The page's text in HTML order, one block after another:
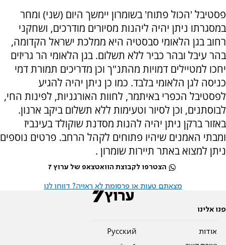
פסטיבל 'הכול פתוח' בשומרון יימשך היום (שני) ומחר
במסגרתו ניתן יהיה ליהנות מסיורים מודרכים, ושחקני
רחוב בגן הלאומי סבסטיה היא ממלכת ישראל הקדומה,
בהר עיבל ובהר כביר ללא תשלום. בגן הלאומי הר גריזים
יחכו למטיילים דמויות מהתנ"ך וכן מדריכים תמורת דמי
כניסה לגן הלאומי בלבד. כמו כן ניתן יהיה להגיע
לפסטיבל הכפרי באיתמר, לחוות האורגניות, לפינות החי,
לבוסתנים, וכן לסיור וטעימות ללא תשלום ביקב ארנון.
באזור ברקן ניתן יהיה להנות מסדנת שוקולד בעינביז
ומבתי האמנים שיהיו פתוחים לקהל הרחב. פרטים נוספים
ניתן למצוא באתר תיירות שומרון .
הצטרפו לקבוצת הוואטצאפ של ערוץ 7
מצאתם טעות או פרסומת לא ראויה? דווחו לנו
פנו אלינו
אודות
Pусский